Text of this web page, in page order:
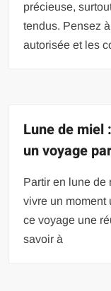
précieuse,
tendus. Pensez
autorisée et les
Lune de miel
un voyage
Partir en lune de
vivre un moment
ce voyage une
savoir à